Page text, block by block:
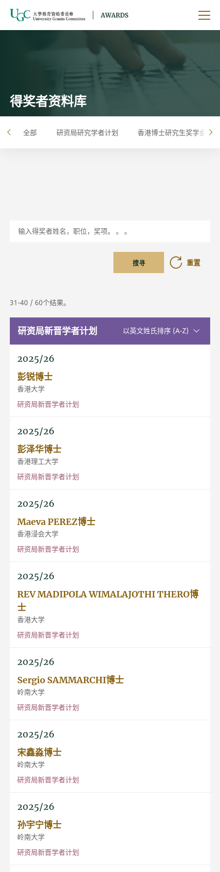
开
得奖者资料库
左 全部 研资局研究学者计划 香港博士研究生奖学金计划
搜寻 重置
31-40 / 60个结果。
研资局新晋学者计划 以英文姓氏排序 (A-Z)升序排序
2025/26
彭锐博士
香港大学
研资局新晋学者计划
2025/26
彭泽华博士
香港理工大学
研资局新晋学者计划
2025/26
Maeva PEREZ博士
香港浸会大学
研资局新晋学者计划
2025/26
REV MADIPOLA WIMALAJOTHI THERO博
士
香港大学
研资局新晋学者计划
2025/26
Sergio SAMMARCHI博士
岭南大学
研资局新晋学者计划
2025/26
宋鑫淼博士
岭南大学
研资局新晋学者计划
2025/26
孙宇宁博士
岭南大学
研资局新晋学者计划